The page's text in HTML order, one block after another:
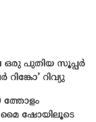
ഒരു പുതിയ സൂപ്പർ
റിവ്യു
ത്തോളം
മൈ ഷോയിലൂടെ